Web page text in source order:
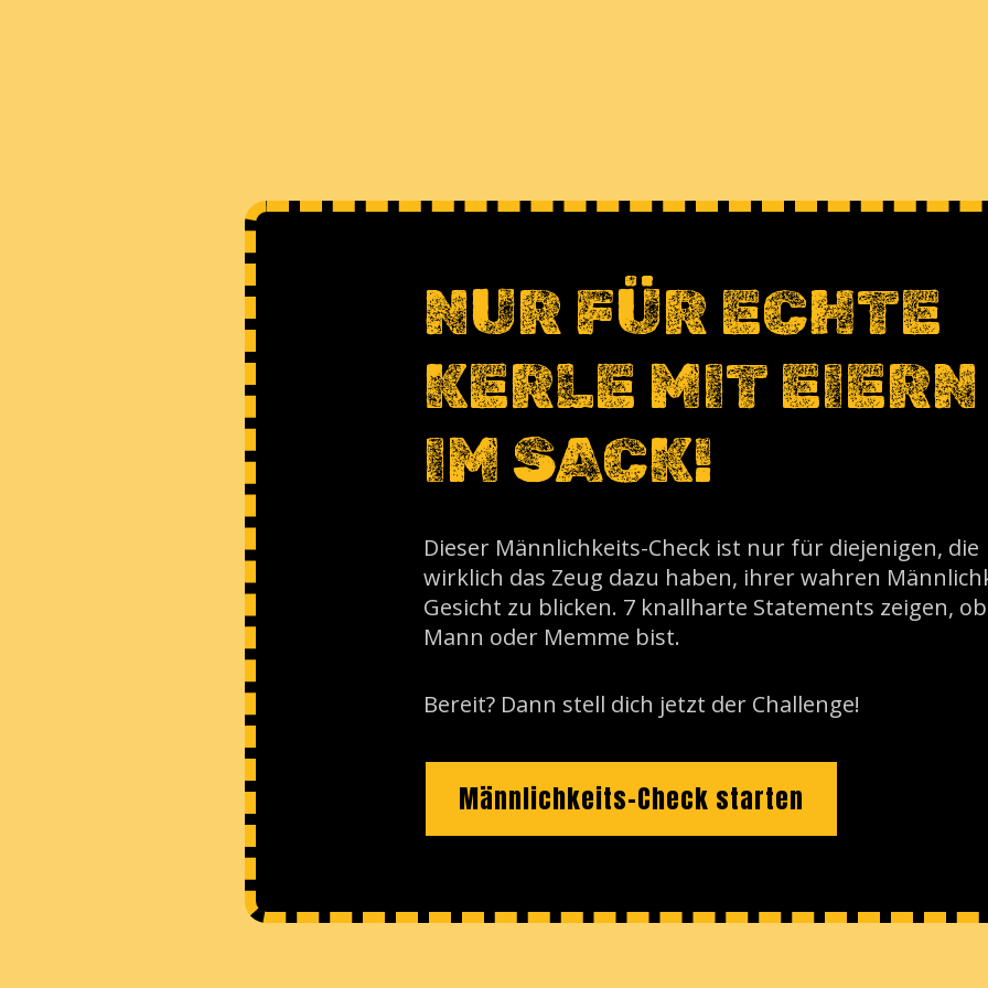
NUR FÜR ECHTE
KERLE MIT EIERN
IM SACK!
Dieser Männlichkeits-Check ist nur für diejenigen, die
wirklich das Zeug dazu haben, ihrer wahren
Gesicht zu blicken. 7 knallharte Statements zeigen,
Mann oder Memme bist.
Bereit? Dann stell dich jetzt der Challenge!
Männlichkeits-Check starten